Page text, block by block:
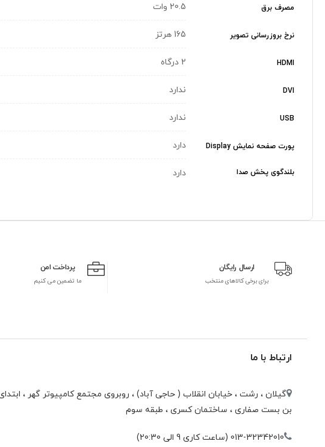
مصرف برق 20.5 وات
نرخ بروزرسانی تصویر 165 هرتز
HDMI 2 درگاه
DVI ندارد
USB ندارد
پورت صفحه نمایش Display دارد
بلندگوی پخش صدا دارد
ارسال رایگان
برای برخی کالاهای منتخب
پرداخت امن
ما تضمین می کنیم
ارتباط با ما
گیلان ، رشت ، خيابان انقلاب ( حاجی آباد) ، روبروی مجتمع كامپيوتر گهر ،
بن بست صفاری ، ساختمان كسری ، طبقه سوم
013-32342010 (ساعت کاری 9 الی 20:30)